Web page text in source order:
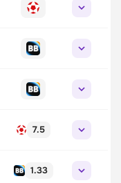
7.5
1.33